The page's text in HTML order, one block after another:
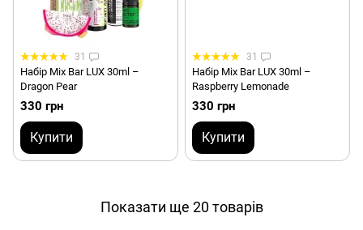
31
Набір Mix Bar LUX 30ml –
Dragon Pear
330 грн
Купити
31
Набір Mix Bar LUX 30ml –
Raspberry Lemonade
330 грн
Купити
Показати ще 20 товарів